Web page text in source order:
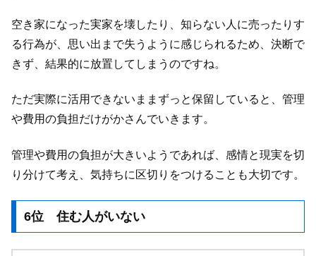
空き家になった実家を壊したり、知らない人に売ったりす
る行為が、思い出まで失うように感じられるため、決断で
きず、結果的に放置してしまうのですね。
ただ実際に活用できないままずっと保留していると、管理
や費用の負担だけがかさんでいきます。
管理や費用の負担が大きいようであれば、感情と現実を切
り分けて考え、気持ちに区切りをつけることも大切です。
6位 住む人がいない